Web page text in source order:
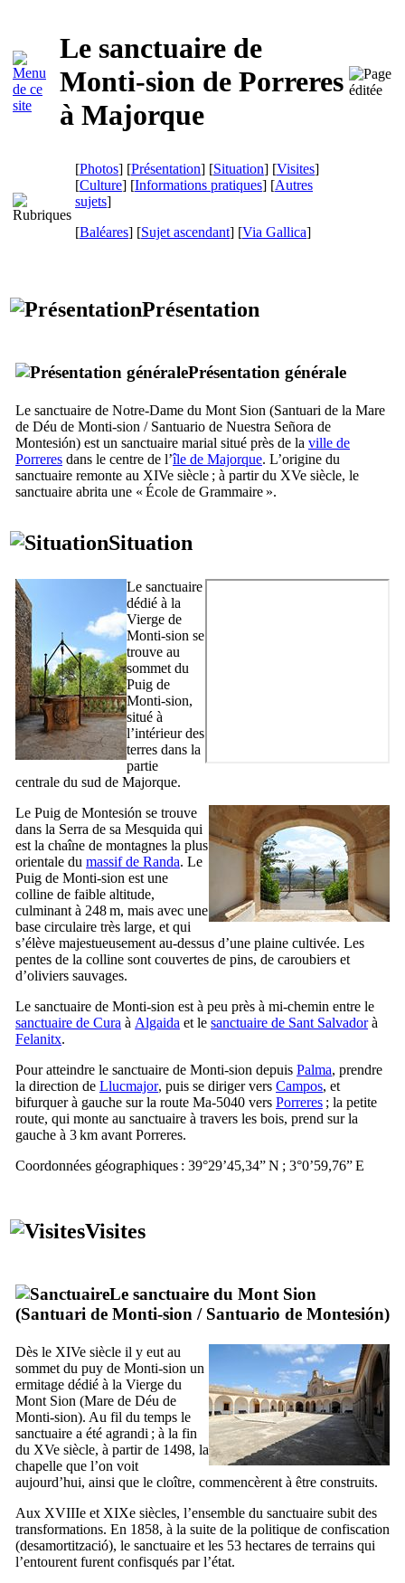
Le sanctuaire de
Monti-sion de Porreres
à Majorque
[Photos] [Présentation] [Situation] [Visites]
[Culture] [Informations pratiques] [Autres
sujets]
[Baléares] [Sujet ascendant] [Via Gallica]
Présentation
Présentation générale
Le sanctuaire de Notre-Dame du Mont Sion (Santuari de la Mare
de Déu de Monti-sion / Santuario de Nuestra Señora de
Montesión) est un sanctuaire marial situé près de la ville de
Porreres dans le centre de l’île de Majorque. L’origine du
sanctuaire remonte au XIVe siècle ; à partir du XVe siècle, le
sanctuaire abrita une « École de Grammaire ».
Situation
Le sanctuaire
dédié à la
Vierge de
Monti-sion se
trouve au
sommet du
Puig de
Monti-sion,
situé à
l’intérieur des
terres dans la
partie
centrale du sud de Majorque.
Le Puig de Montesión se trouve
dans la Serra de sa Mesquida qui
est la chaîne de montagnes la plus
orientale du massif de Randa. Le
Puig de Monti-sion est une
colline de faible altitude,
culminant à 248 m, mais avec une
base circulaire très large, et qui
s’élève majestueusement au-dessus d’une plaine cultivée. Les
pentes de la colline sont couvertes de pins, de caroubiers et
d’oliviers sauvages.
Le sanctuaire de Monti-sion est à peu près à mi-chemin entre le
sanctuaire de Cura à Algaida et le sanctuaire de Sant Salvadorà
Felanitx.
Pour atteindre le sanctuaire de Monti-sion depuis Palma, prendre
la direction de Llucmajor, puis se diriger vers Campos, et
bifurquer à gauche sur la route Ma-5040 vers Porreres ; la petite
route, qui monte au sanctuaire à travers les bois, prend sur la
gauche à 3 km avant Porreres.
Coordonnées géographiques : 39°29’45,34” N ; 3°0’59,76” E
Visites
Le sanctuaire du Mont Sion
(Santuari de Monti-sion / Santuario de Montesión)
Dès le XIVe siècle il y eut au
sommet du puy de Monti-sion un
ermitage dédié à la Vierge du
Mont Sion (Mare de Déu de
Monti-sion). Au fil du temps le
sanctuaire a été agrandi ; à la fin
du XVe siècle, à partir de 1498, la
chapelle que l’on voit
aujourd’hui, ainsi que le cloître, commencèrent à être construits.
Aux XVIIIe et XIXe siècles, l’ensemble du sanctuaire subit des
transformations. En 1858, à la suite de la politique de confiscation
(desamortització), le sanctuaire et les 53 hectares de terrains qui
l’entourent furent confisqués par l’état.